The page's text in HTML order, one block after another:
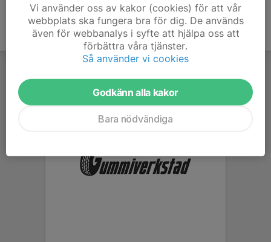
Vi använder oss av kakor (cookies) för att vår
webbplats ska fungera bra för dig. De används
även för webbanalys i syfte att hjälpa oss att
förbättra våra tjänster.
Så använder vi cookies
Godkänn alla kakor
Bara nödvändiga